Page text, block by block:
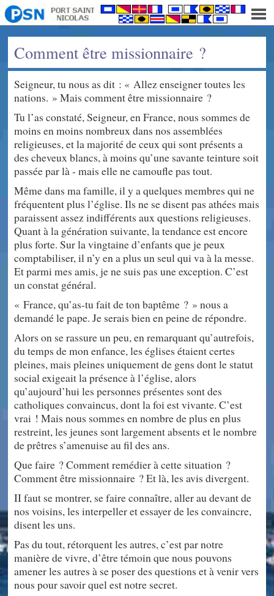
Comment être missionnaire ?
Seigneur, tu nous as dit : « Allez enseigner toutes les
nations. » Mais comment être missionnaire ?
Tu l’as constaté, Seigneur, en France, nous sommes de
moins en moins nombreux dans nos assemblées
religieuses, et la majorité de ceux qui sont présents a
des cheveux blancs, à moins qu’une savante teinture soit
passée par là - mais elle ne camoufle pas tout.
Même dans ma famille, il y a quelques membres qui ne
fréquentent plus l’église. Ils ne se disent pas athées mais
paraissent assez indifférents aux questions religieuses.
Quant à la génération suivante, la tendance est encore
plus forte. Sur la vingtaine d’enfants que je peux
comptabiliser, il n’y en a plus un seul qui va à la messe.
Et parmi mes amis, je ne suis pas une exception. C’est
un constat général.
« France, qu’as-tu fait de ton baptême ? » nous a
demandé le pape. Je serais bien en peine de répondre.
Alors on se rassure un peu, en remarquant qu’autrefois,
du temps de mon enfance, les églises étaient certes
pleines, mais pleines uniquement de gens dont le statut
social exigeait la présence à l’église, alors
qu’aujourd’hui les personnes présentes sont des
catholiques convaincus, dont la foi est vivante. C’est
vrai ! Mais nous sommes en nombre de plus en plus
restreint, les jeunes sont largement absents et le nombre
de prêtres s’amenuise au fil des ans.
Que faire ? Comment remédier à cette situation ?
Comment être missionnaire ? Et là, les avis divergent.
II faut se montrer, se faire connaître, aller au devant de
nos voisins, les interpeller et essayer de les convaincre,
disent les uns.
Pas du tout, rétorquent les autres, c’est par notre
manière de vivre, d’être témoin que nous pouvons
amener les autres à se poser des questions et à venir vers
nous pour savoir quel est notre secret.